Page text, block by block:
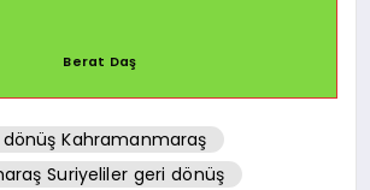
Berat Daş
Kahramanmaraş
Suriyeliler geri dönüş